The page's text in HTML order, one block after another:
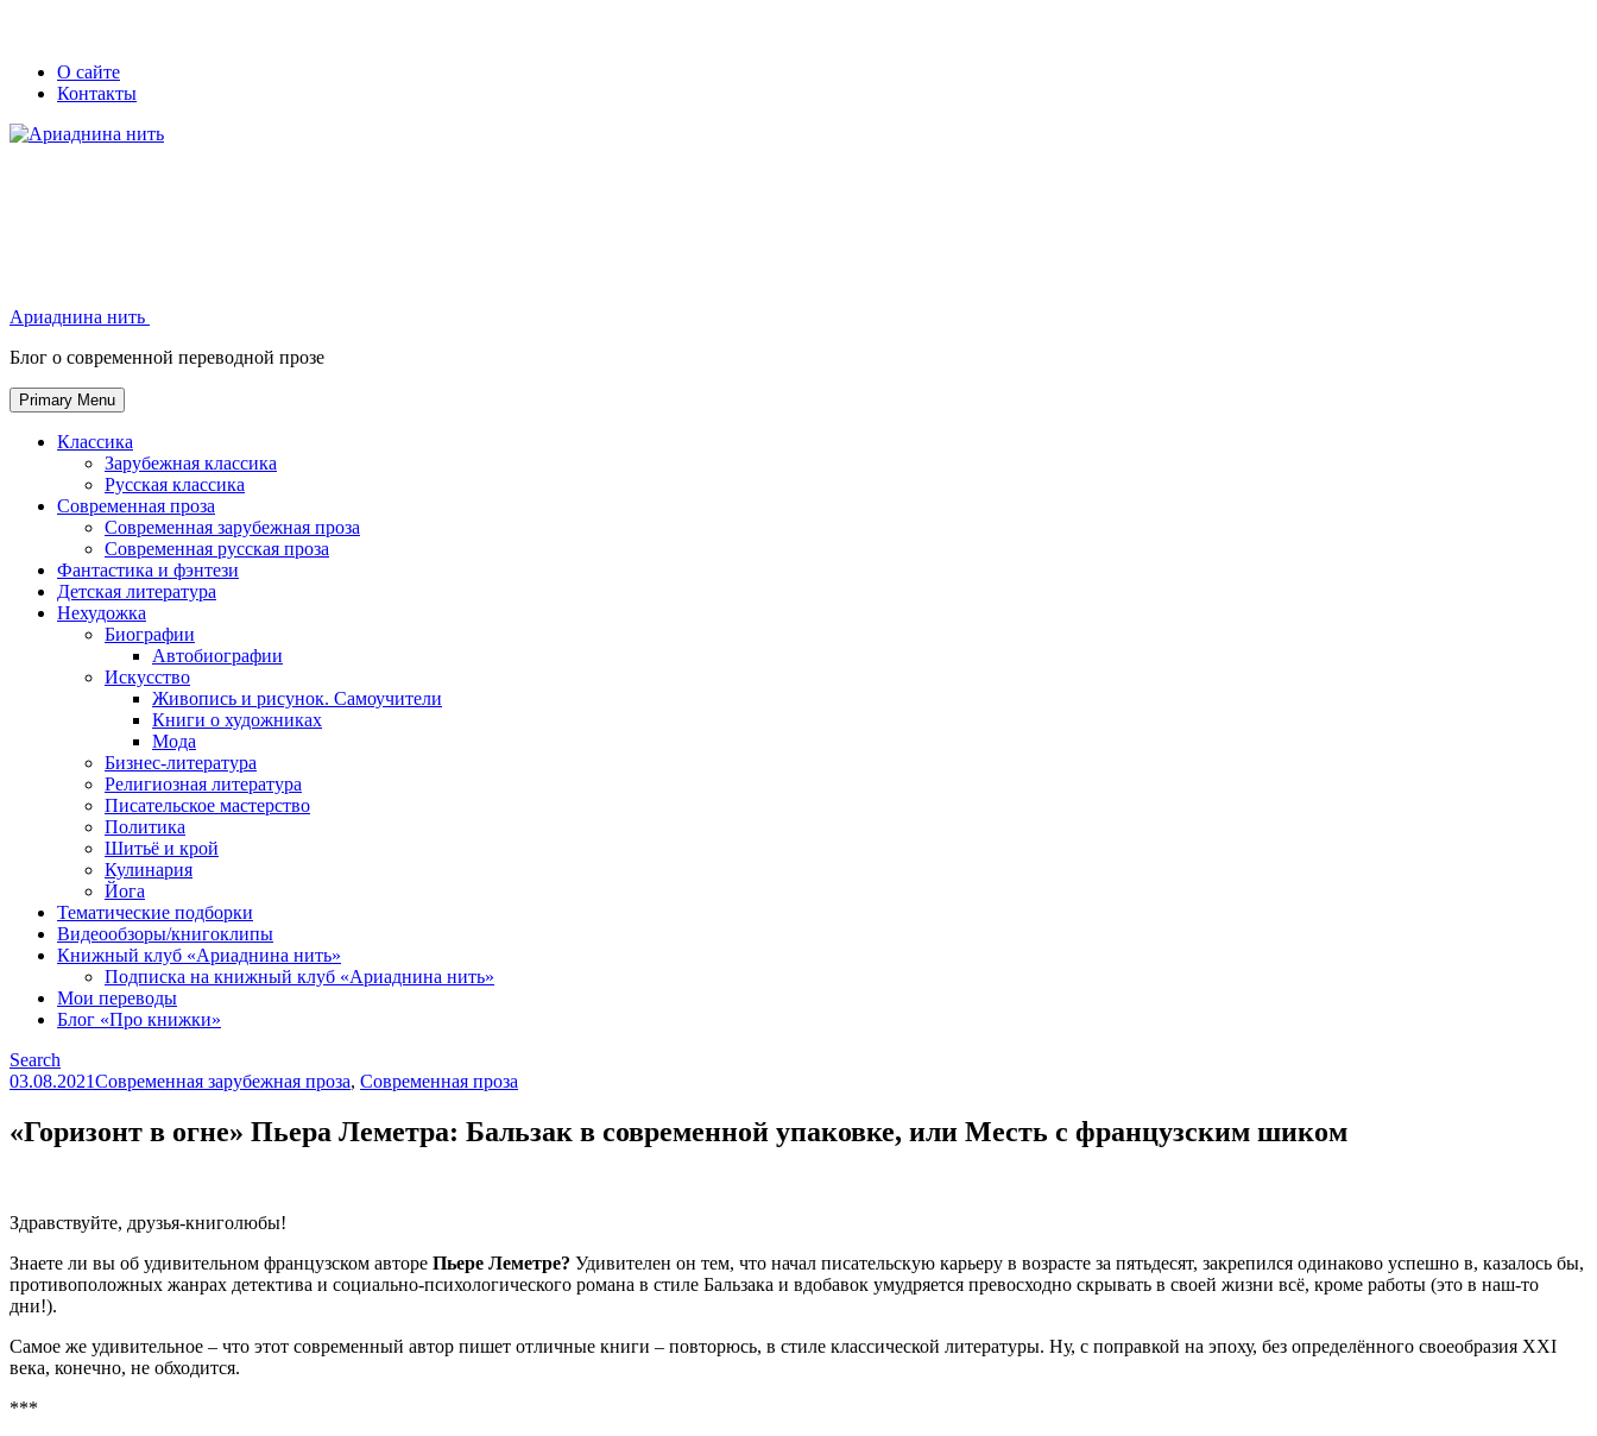
Skip
Secondary
left
navigation
Secondary
right
navigation
О сайте
Контакты
Ариаднина нить
Блог о современной переводной прозе
Primary Menu
Классика
Зарубежная классика
Русская классика
Современная проза
Современная зарубежная проза
Современная русская проза
Фантастика и фэнтези
Детская литература
Нехудожка
Биографии
Автобиографии
Искусство
Живопись и рисунок. Самоучители
Книги о художниках
Мода
Бизнес-литература
Религиозная литература
Писательское мастерство
Политика
Шитьё и крой
Кулинария
Йога
Тематические подборки
Видеообзоры/книгоклипы
Книжный клуб «Ариаднина нить»
Подписка на книжный клуб «Ариаднина нить»
Мои переводы
Блог «Про книжки»
Search
03.08.2021Современная зарубежная проза, Современная проза
«Горизонт в огне» Пьера Леметра: Бальзак в современной упаковке, или Месть с французским шиком
Здравствуйте, друзья-книголюбы!
Знаете ли вы об удивительном французском авторе Пьере Леметре? Удивителен он тем, что начал писательскую карьеру в возрасте за пятьдесят, закрепился одинаково успешно в, казалось бы,
противоположных жанрах детектива и социально-психологического романа в стиле Бальзака и вдобавок умудряется превосходно скрывать в своей жизни всё, кроме работы (это в наш-то
дни!).
Самое же удивительное – что этот современный автор пишет отличные книги – повторюсь, в стиле классической литературы. Ну, с поправкой на эпоху, без определённого своеобразия XXI
века, конечно, не обходится.
***